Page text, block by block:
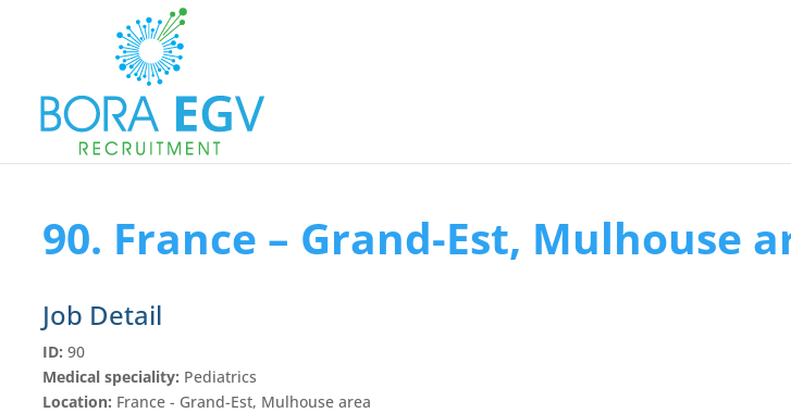
90. France – Grand-Est, Mulhouse
Job Detail
ID: 90
Medical speciality: Pediatrics
Location: France - Grand-Est, Mulhouse area